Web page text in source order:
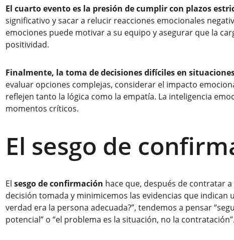
El cuarto evento es la presión de cumplir con plazos
significativo y sacar a relucir reacciones emocionales
emociones puede motivar a su equipo y asegurar que la
positividad.
Finalmente, la toma de decisiones difíciles en
evaluar opciones complejas, considerar el impacto
reflejen tanto la lógica como la empatía. La inteligencia
momentos críticos.
El sesgo de
El sesgo de confirmación hace que, después de contratar
decisión tomada y minimicemos las evidencias que indican
verdad era la persona adecuada?”, tendemos a pensar
potencial” o “el problema es la situación, no la contratación”.